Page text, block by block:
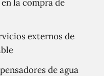
la compra de
externos de
de agua